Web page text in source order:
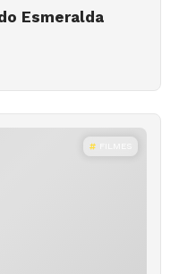
Esmeralda